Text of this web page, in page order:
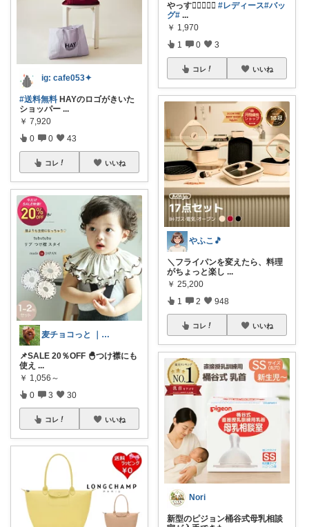
ig: cafe053✦
#送料無料 HAYのロゴがきいた
ショッパー ...
￥ 7,920
0 0 43
コレ いいね
麦チョコっと ｜ キッズ＆ベビー 夏
📌SALE 20％OFF 🐣つけ襟にも
使え ...
￥ 1,056～
0 3 30
コレ いいね
やっす🫪🫪🫪🫪🫪 #レディース#バッ
グ# ...
￥ 1,970
1 0 3
コレ いいね
やふこ🎵
＼フライパンを変えたら、料理
がちょっと楽し ...
￥ 25,200
1 2 948
コレ いいね
Nori
新型のピジョン桶谷式母乳相談